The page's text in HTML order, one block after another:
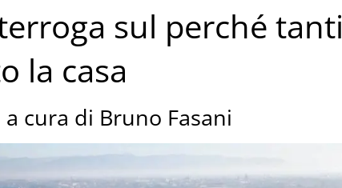
sul perché tanti
la casa
cura di Bruno Fasani